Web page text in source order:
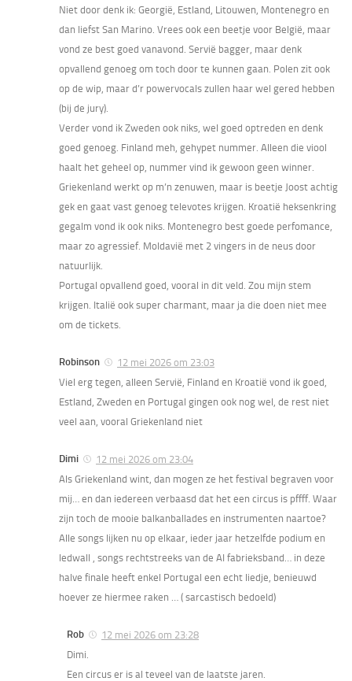
Niet door denk ik: Georgië, Estland, Litouwen, Montenegro en
dan liefst San Marino. Vrees ook een beetje voor België, maar
vond ze best goed vanavond. Servië bagger, maar denk
opvallend genoeg om toch door te kunnen gaan. Polen zit ook
op de wip, maar d’r powervocals zullen haar wel gered hebben
(bij de jury).
Verder vond ik Zweden ook niks, wel goed optreden en denk
goed genoeg. Finland meh, gehypet nummer. Alleen die viool
haalt het geheel op, nummer vind ik gewoon geen winner.
Griekenland werkt op m’n zenuwen, maar is beetje Joost achtig
gek en gaat vast genoeg televotes krijgen. Kroatië heksenkring
gegalm vond ik ook niks. Montenegro best goede perfomance,
maar zo agressief. Moldavië met 2 vingers in de neus door
natuurlijk.
Portugal opvallend goed, vooral in dit veld. Zou mijn stem
krijgen. Italië ook super charmant, maar ja die doen niet mee
om de tickets.
Robinson
12 mei 2026 om 23:03
Viel erg tegen, alleen Servië, Finland en Kroatië vond ik goed,
Estland, Zweden en Portugal gingen ook nog wel, de rest niet
veel aan, vooral Griekenland niet
Dimi
12 mei 2026 om 23:04
Als Griekenland wint, dan mogen ze het festival begraven voor
mij… en dan iedereen verbaasd dat het een circus is pffff. Waar
zijn toch de mooie balkanballades en instrumenten naartoe?
Alle songs lijken nu op elkaar, ieder jaar hetzelfde podium en
ledwall , songs rechtstreeks van de AI fabrieksband… in deze
halve finale heeft enkel Portugal een echt liedje, benieuwd
hoever ze hiermee raken … ( sarcastisch bedoeld)
Rob
12 mei 2026 om 23:28
Dimi.
Een circus er is al teveel van de laatste jaren.